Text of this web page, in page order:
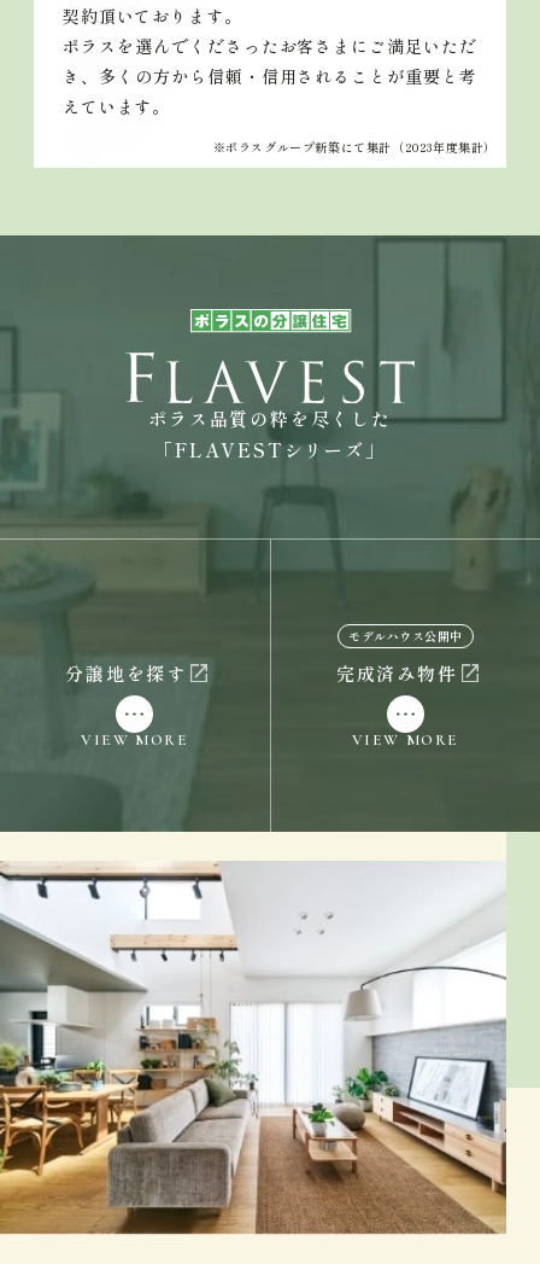
契約頂いております。
ポラスを選んでくださったお客さまにご満足いただ
き、多くの方から信頼・信用されることが重要と考
えています。
※ポラスグループ新築にて集計（2023年度集計）
ポラス品質の粋を尽くした
「FLAVESTシリーズ」
分譲地を探す
VIEW MORE
モデルハウス公開中
完成済み物件
VIEW MORE